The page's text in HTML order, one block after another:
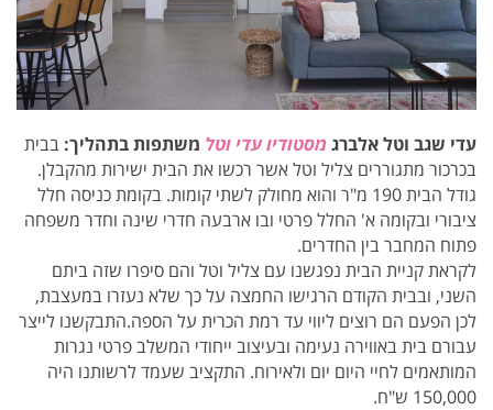
עדי שגב וטל אלברגמסטודיו עדי וטל משתפות בתהליך: בבית
בכרכור מתגוררים צליל וטל אשר רכשו את הבית ישירות מהקבלן.
גודל
הבית 190 מ"ר והוא מחולק לשתי קומות. בקומת כניסה חלל
ציבורי ובקומה א' החלל פרטי ובו ארבעה חדרי שינה וחדר משפחה
פתוח המחבר בין החדרים.
לקראת קניית הבית נפגשנו עם צליל וטל והם סיפרו שזה ביתם
השני, ובבית הקודם הרגישו החמצה על כך שלא נעזרו במעצבת,
לכן הפעם הם רוצים ליווי עד רמת הכרית על הספה.התבקשנו לייצר
עבורם בית באווירה נעימה ובעיצוב ייחודי המשלב פרטי נגרות
המותאמים לחיי היום יום ולאירוח. התקציב שעמד לרשותנו היה
150,000 ש"ח.